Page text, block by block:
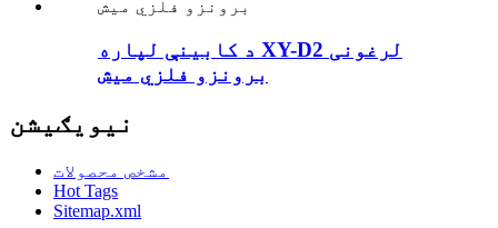
د کابینې لپاره XY-D2 لرغونی
برونزو فلزي میش
نیویګیشن
مشخص محصولات
Hot Tags
Sitemap.xml